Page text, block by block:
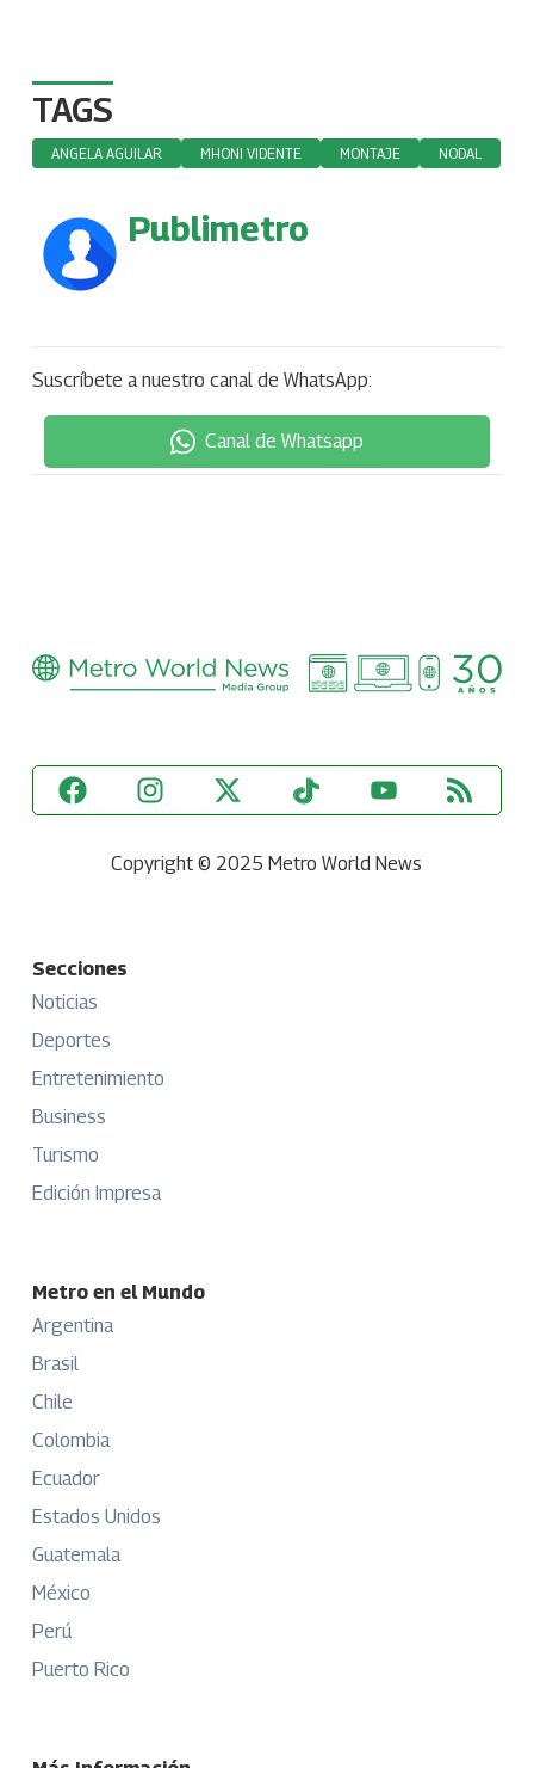
TAGS
ANGELA AGUILAR MHONI VIDENTE MONTAJE NODAL
Publimetro
Suscríbete a nuestro canal de WhatsApp:
Canal de Whatsapp
Copyright © 2025 Metro World News
Secciones
Noticias
Deportes
Entretenimiento
Business
Turismo
Edición Impresa
Metro en el Mundo
Argentina
Brasil
Chile
Colombia
Ecuador
Estados Unidos
Guatemala
México
Perú
Puerto Rico